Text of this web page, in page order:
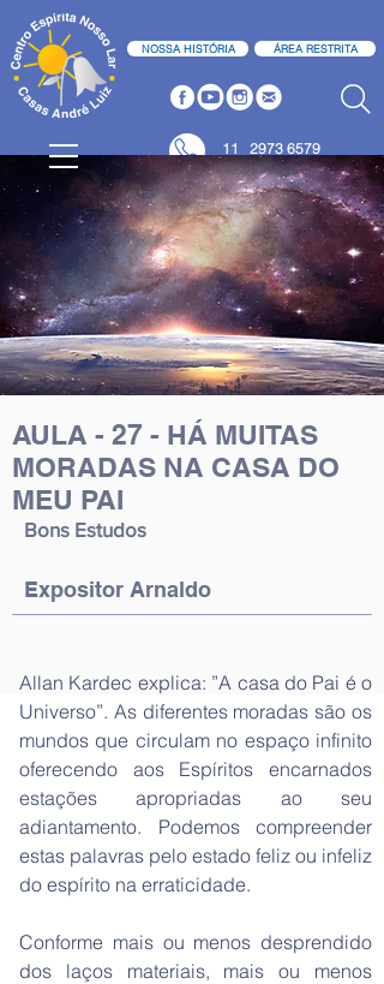
NOSSA HISTÓRIA ÁREA RESTRITA
11 2973 6579
11 2973 6580
AULA - 27 - HÁ MUITAS
MORADAS NA CASA DO
MEU PAI
Bons Estudos
Expositor Arnaldo
Allan Kardec explica: ”A casa do Pai é o
Universo”. As diferentes moradas são os
mundos que circulam no espaço infinito
oferecendo aos Espíritos encarnados
estações apropriadas ao seu
adiantamento. Podemos compreender
estas palavras pelo estado feliz ou infeliz
do espírito na erraticidade.
Conforme mais ou menos desprendido
dos laços materiais, mais ou menos